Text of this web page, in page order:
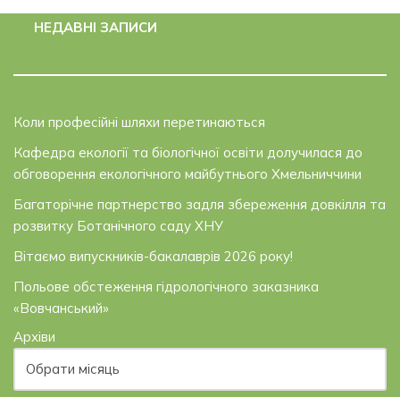
НЕДАВНІ ЗАПИСИ
Коли професійні шляхи перетинаються
Кафедра екології та біологічної освіти долучилася до
обговорення екологічного майбутнього Хмельниччини
Багаторічне партнерство задля збереження довкілля та
розвитку Ботанічного саду ХНУ
Вітаємо випускників-бакалаврів 2026 року!
Польове обстеження гідрологічного заказника
«Вовчанський»
Архіви